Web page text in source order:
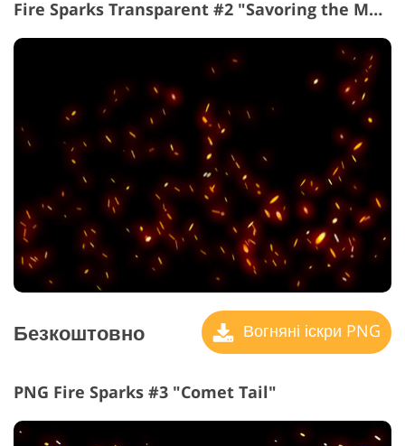
Fire Sparks Transparent #2 "Savoring the Moment"
Безкоштовно Вогняні іскри PNG
PNG Fire Sparks #3 "Comet Tail"